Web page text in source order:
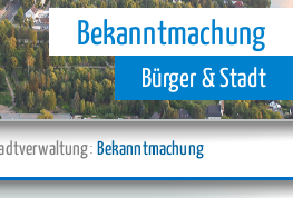
Bekanntmachung
Bürger & Stadt
Bekanntmachung